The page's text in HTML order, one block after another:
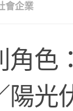
會企業
角色
陽